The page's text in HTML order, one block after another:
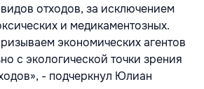
отходов, за исключением
и медикаментозных.
экономических агентов
с экологической точки зрения
- подчеркнул Юлиан